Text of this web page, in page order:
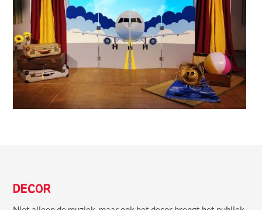
DECOR